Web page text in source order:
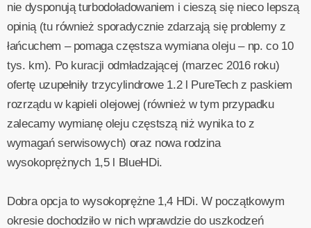
nie dysponują turbodoładowaniem i cieszą się nieco lepszą
opinią (tu również sporadycznie zdarzają się problemy z
łańcuchem – pomaga częstsza wymiana oleju – np. co 10
tys. km). Po kuracji odmładzającej (marzec 2016 roku)
ofertę uzupełniły trzycylindrowe 1.2 l PureTech z paskiem
rozrządu w kąpieli olejowej (również w tym przypadku
zalecamy wymianę oleju częstszą niż wynika to z
wymagań serwisowych) oraz nowa rodzina
wysokoprężnych 1,5 l BlueHDi.
Dobra opcja to wysokoprężne 1,4 HDi. W początkowym
okresie dochodziło w nich wprawdzie do uszkodzeń